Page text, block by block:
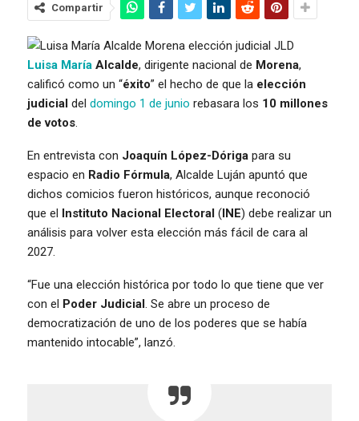
Compartir
Luisa María Alcalde, dirigente nacional de Morena,
calificó como un “éxito” el hecho de que la elección
judicial del domingo 1 de junio rebasara los 10 millones
de votos.
En entrevista con Joaquín López-Dóriga para su
espacio en Radio Fórmula, Alcalde Luján apuntó que
dichos comicios fueron históricos, aunque reconoció
que el Instituto Nacional Electoral (INE) debe realizar un
análisis para volver esta elección más fácil de cara al
2027.
“Fue una elección histórica por todo lo que tiene que ver
con el Poder Judicial. Se abre un proceso de
democratización de uno de los poderes que se había
mantenido intocable”, lanzó.